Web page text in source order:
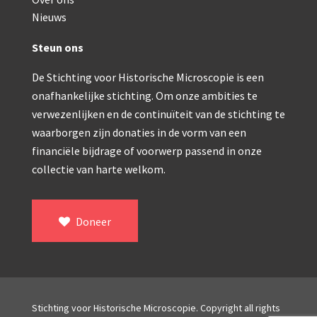
Watson & Sons, No. 1 ‘Van Heurck’ (ca. 1900)
Reichert (ca. 1925)
Winkel, statief BTC (1955-1957)
ROW, schoolmicroscoop (1955-1965)
Troughton & Simms, McArthur type (1959-
Bleeker, statief R (ca. 1965)
Nieuws
Steun ons
De Stichting voor Historische Microscopie is een
onafhankelijke stichting. Om onze ambities te
verwezenlijken en de continuïteit van de stichting te
waarborgen zijn donaties in de vorm van een
financiële bijdrage of voorwerp passend in onze
collectie van harte welkom.
Doneer
Stichting voor Historische Microscopie. Copyright all rights